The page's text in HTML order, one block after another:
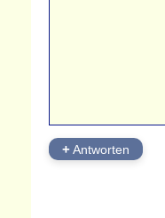
+Antworten